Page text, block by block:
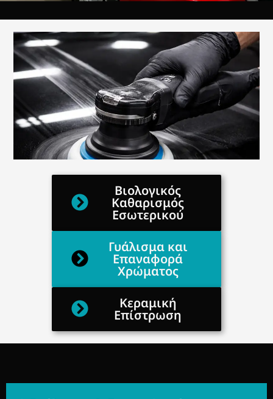
Βιολογικός
Καθαρισμός
Εσωτερικού
Γυάλισμα και
Επαναφορά
Χρώματος
Κεραμική
Επίστρωση